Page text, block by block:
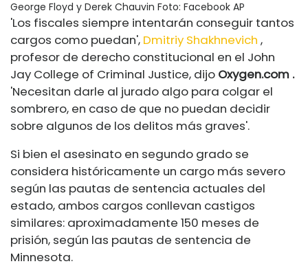
George Floyd y Derek Chauvin Foto: Facebook AP
'Los fiscales siempre intentarán conseguir tantos
cargos como puedan', Dmitriy Shakhnevich ,
profesor de derecho constitucional en el John
Jay College of Criminal Justice, dijo Oxygen.com .
'Necesitan darle al jurado algo para colgar el
sombrero, en caso de que no puedan decidir
sobre algunos de los delitos más graves'.
Si bien el asesinato en segundo grado se
considera históricamente un cargo más severo
según las pautas de sentencia actuales del
estado, ambos cargos conllevan castigos
similares: aproximadamente 150 meses de
prisión, según las pautas de sentencia de
Minnesota.